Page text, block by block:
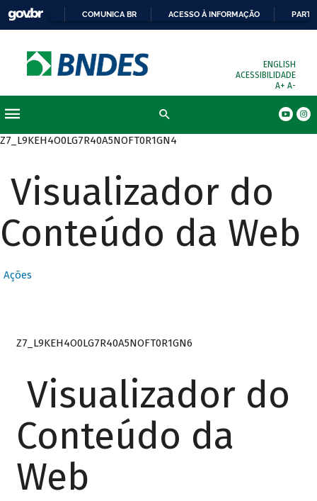
COMUNICA BR ACESSO À INFORMAÇÃO
ENGLISH
ACESSIBILIDADE
A+ A-
Z7_L9KEH4O0LG7R40A5NOFT0R1GN4
Visualizador do
Conteúdo da Web
Ações
Z7_L9KEH4O0LG7R40A5NOFT0R1GN6
Visualizador do
Conteúdo da
Web